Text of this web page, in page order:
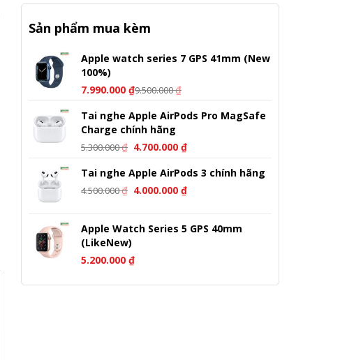
Sản phẩm mua kèm
Apple watch series 7 GPS 41mm (New
100%)
7.990.000 ₫9.500.000₫
Tai nghe Apple AirPods Pro MagSafe
Charge chính hãng
5.300.000₫ Giá
là:
5.300.000 ₫.
4.700.000₫Giá
tại
là:
Tai nghe Apple AirPods 3 chính hãng
4.500.000₫ Giá
4.500.000 ₫.
4.000.000₫Giá
là:
Apple Watch Series 5 GPS 40mm
(LikeNew)
5.200.000 ₫